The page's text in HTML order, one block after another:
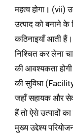
महत्व होगा। (vii)
उत्पाद को बनाने के
कठिनाइयाँ आती
निश्चित कर लेना
की आवश्यकता
की सुविधा
जहाँ सहायक और
हैं तो ऐसे उत्पादों
मुख्य उद्देश्य